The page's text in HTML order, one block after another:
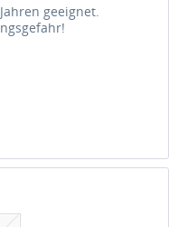
geeignet.